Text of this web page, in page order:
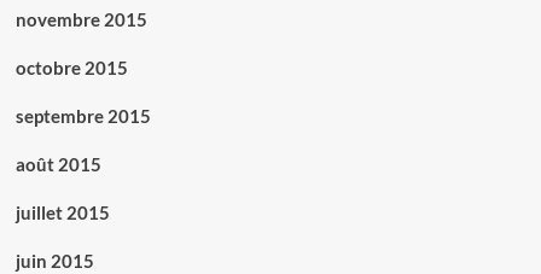
novembre 2015
octobre 2015
septembre 2015
août 2015
juillet 2015
juin 2015